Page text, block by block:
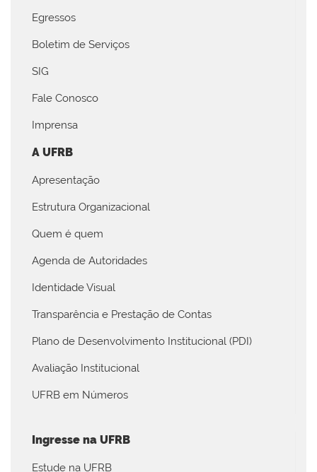
Egressos
Boletim de Serviços
SIG
Fale Conosco
Imprensa
A UFRB
Apresentação
Estrutura Organizacional
Quem é quem
Agenda de Autoridades
Identidade Visual
Transparência e Prestação de Contas
Plano de Desenvolvimento Institucional (PDI)
Avaliação Institucional
UFRB em Números
Ingresse na UFRB
Estude na UFRB